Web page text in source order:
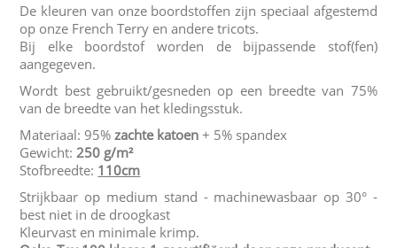
De kleuren van onze boordstoffen zijn speciaal afgestemd
op onze French Terry en andere tricots.
Bij elke boordstof worden de bijpassende stof(fen)
aangegeven.
Wordt best gebruikt/gesneden op een breedte van 75%
van de breedte van het kledingsstuk.
Materiaal: 95%zachte katoen + 5% spandex
Gewicht: 250 g/m²
Stofbreedte: 110cm
Strijkbaar op medium stand - machinewasbaar op 30° -
best niet in de droogkast
Kleurvast en minimale krimp.